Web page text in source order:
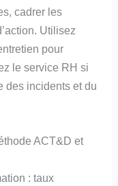
cadrer les
Utilisez
pour
le service RH si
des incidents et du
ACT&D et
: taux